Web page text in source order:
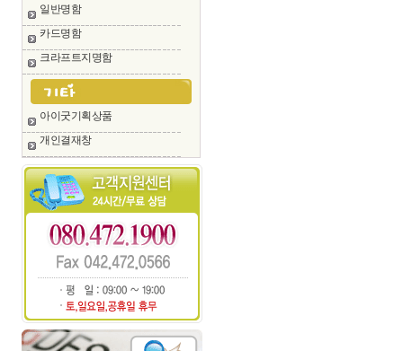
일반명함
카드명함
크라프트지명함
아이굿기획상품
개인결재창